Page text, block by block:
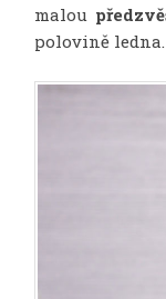
malou
polovině ledna.